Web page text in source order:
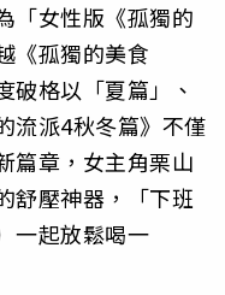
「女性版《孤獨的
《孤獨的美食
破格以「夏篇」、
流派4秋冬篇》不僅
篇章，女主角栗山
舒壓神器，「下班
一起放鬆喝一